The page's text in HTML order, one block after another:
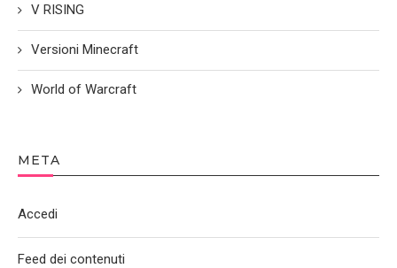
V RISING
Versioni Minecraft
World of Warcraft
META
Accedi
Feed dei contenuti